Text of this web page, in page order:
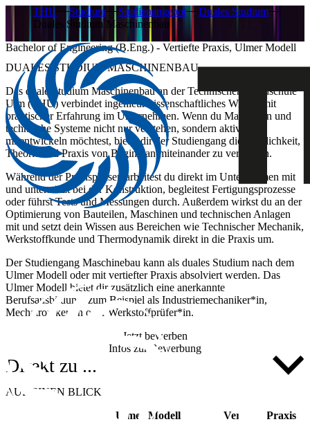
THU Studium Studienangebot
Duales Studium
Duales Studium Maschinenbau
Bachelor of Engineering (B.Eng.) - Vertiefte Praxis, Ulmer Modell
DUALES STUDIUM MASCHINENBAU
Das duale Studium Maschinenbau an der Technischen Hochschule
Ulm (THU) verbindet ingenieurwissenschaftliches Wissen mit
praktischer Erfahrung im Unternehmen. Wenn du Maschinen und
technische Systeme nicht nur verstehen, sondern aktiv
mitentwickeln möchtest, bietet dir der Studiengang die Möglichkeit,
Theorie und Praxis von Beginn an miteinander zu verbinden.
Während der Praxisphasen arbeitest du direkt im Unternehmen mit
und unterstützt bei der Konstruktion, begleitest Fertigungsprozesse
oder führst Tests und Messungen durch. Außerdem wirkst du an der
Optimierung von Bauteilen, Maschinen und technischen Anlagen
mit und setzt dein Wissen aus Bereichen wie Technischer Mechanik,
Werkstoffkunde und Thermodynamik direkt in die Praxis um.
Der Studiengang Maschinebau kann als duales Studium nach dem
Ulmer Modell oder mit vertiefter Praxis absolviert werden. Das
Ulmer Modell bietet dir zusätzlich eine anerkannte
Berufsausbildung, zum Beispiel als Industriemechaniker*in,
Mechatroniker*in oder Werkstoffprüfer*in.
Jetzt bewerben
Infos zur Bewerbung
Direkt zu ...
AUF EINEN BLICK
Ulmer Modell
Vertiefte Praxis